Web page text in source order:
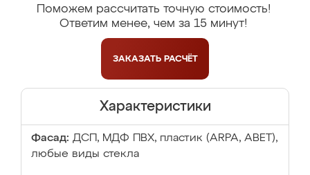
Поможем рассчитать точную стоимость!
Ответим менее, чем за 15 минут!
ЗАКАЗАТЬ РАСЧЁТ
Характеристики
Фасад: ДСП, МДФ ПВХ, пластик (ARPA, ABET),
любые виды стекла